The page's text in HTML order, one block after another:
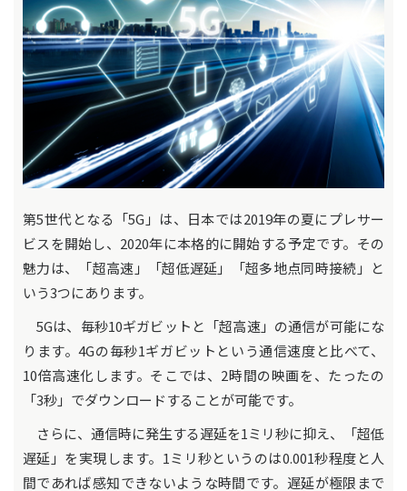
第5世代となる「5G」は、日本では2019年の夏にプレサー
ビスを開始し、2020年に本格的に開始する予定です。その
魅力は、「超高速」「超低遅延」「超多地点同時接続」と
いう3つにあります。
5Gは、毎秒10ギガビットと「超高速」の通信が可能にな
ります。4Gの毎秒1ギガビットという通信速度と比べて、
10倍高速化します。そこでは、2時間の映画を、たったの
「3秒」でダウンロードすることが可能です。
さらに、通信時に発生する遅延を1ミリ秒に抑え、「超低
遅延」を実現します。1ミリ秒というのは0.001秒程度と人
間であれば感知できないような時間です。遅延が極限まで